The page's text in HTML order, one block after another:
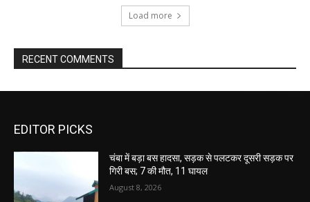
Load more
RECENT COMMENTS
EDITOR PICKS
चंबा में बड़ा बस हादसा, सड़क से पलटकर दूसरी सड़क पर
गिरी बस; 7 की मौत, 11 घायल
August 8, 2026